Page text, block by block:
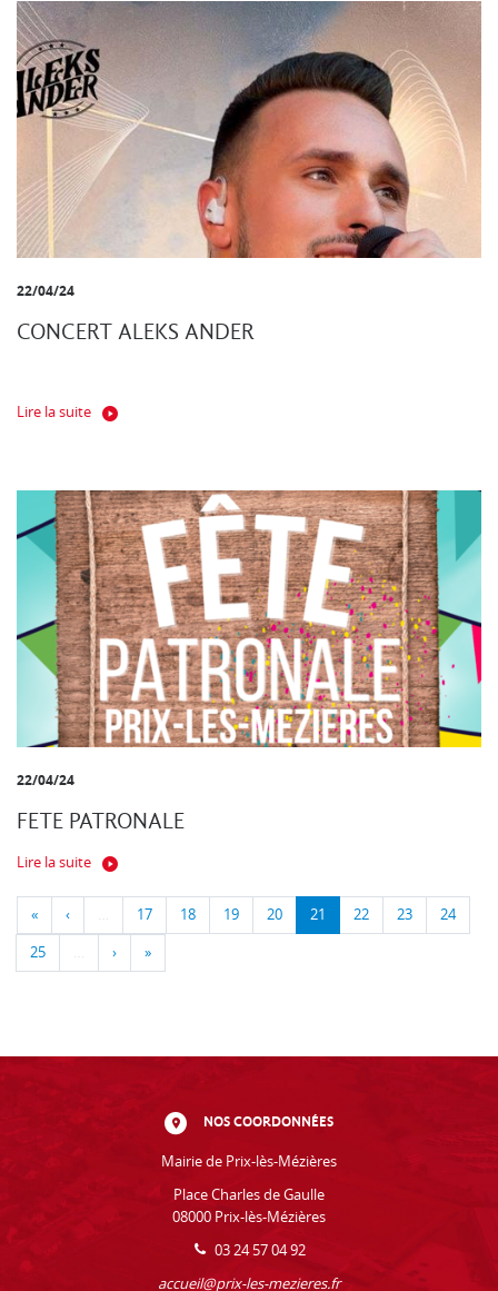
22/04/24
CONCERT ALEKS ANDER
Lire la suite
22/04/24
FETE PATRONALE
Lire la suite
« ‹ … 17 18 19 20 21 22 23 24
25 … › »
NOS COORDONNÉES
Mairie de Prix-lès-Mézières
Place Charles de Gaulle
08000 Prix-lès-Mézières
03 24 57 04 92
accueil@prix-les-mezieres.fr